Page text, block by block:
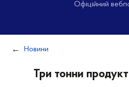
Офіційний
Новини
Три тонни